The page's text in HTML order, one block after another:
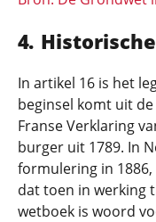
In artikel 16 is het
beginsel komt uit
Franse Verklaring
burger uit 1789. In
formulering in
dat toen in werking
wetboek is woord